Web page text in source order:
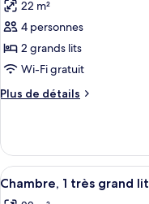
lit,
balcon
lit,
balcon
les
photos
pour
ce
type
de
Chambre,
2
grands
lits
22 m²
4 personnes
2 grands lits
Wi-Fi gratuit
Plus de détails
Plus
Chambre,
grands
Afficher
toutes
6
Chambre, 1 très grand lit